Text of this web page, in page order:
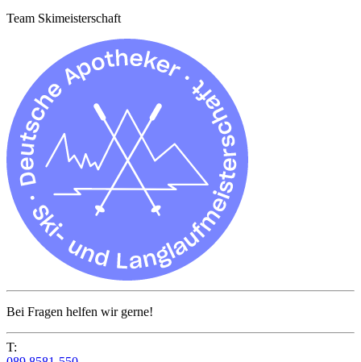
Team Skimeisterschaft
Bei Fragen helfen wir gerne!
T: